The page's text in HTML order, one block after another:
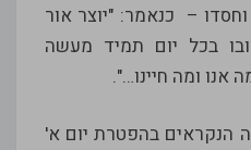
– כנאמר: "יוצר אור
בכל יום תמיד מעשה
אנו ומה חיינו…".
הנקראים בהפטרת יום א'